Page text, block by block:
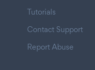
Tutorials
Contact Support
Report Abuse